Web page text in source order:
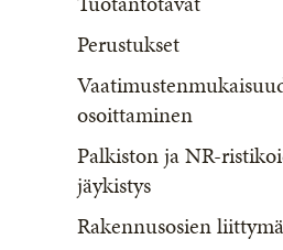
Perustukset
osoittaminen
Palkiston ja NR-
jäykistys
Rakennusosien